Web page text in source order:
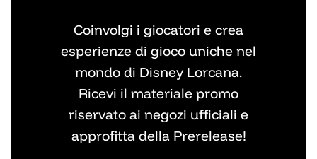
Coinvolgi i giocatori e crea
esperienze di gioco uniche nel
mondo di Disney Lorcana.
Ricevi il materiale promo
riservato ai negozi ufficiali e
approfitta della Prerelease!